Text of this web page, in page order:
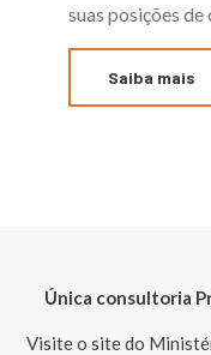
suas posições
Saiba mais
Única consultoria
Visite o site do